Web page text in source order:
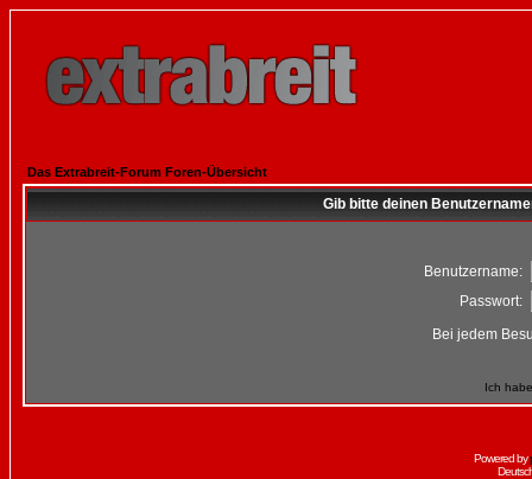
Das Extrabreit-Forum Foren-Übersicht
Gib bitte deinen
Benutzername:
Passwort:
Bei jedem
Ich
Powered by